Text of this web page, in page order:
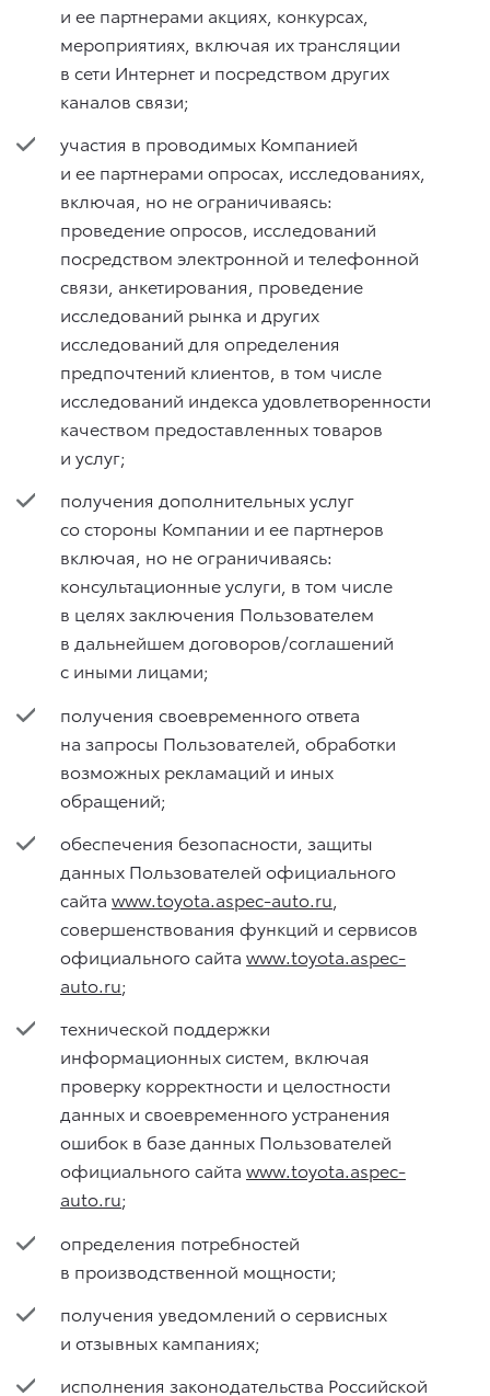
и ее партнерами акциях, конкурсах,
мероприятиях, включая их трансляции
в сети Интернет и посредством других
каналов связи;
участия в проводимых Компанией
и ее партнерами опросах, исследованиях,
включая, но не ограничиваясь:
проведение опросов, исследований
посредством электронной и телефонной
связи, анкетирования, проведение
исследований рынка и других
исследований для определения
предпочтений клиентов, в том числе
исследований индекса удовлетворенности
качеством предоставленных товаров
и услуг;
получения дополнительных услуг
со стороны Компании и ее партнеров
включая, но не ограничиваясь:
консультационные услуги, в том числе
в целях заключения Пользователем
в дальнейшем договоров/соглашений
с иными лицами;
получения своевременного ответа
на запросы Пользователей, обработки
возможных рекламаций и иных
обращений;
обеспечения безопасности, защиты
данных Пользователей официального
сайта www.toyota.aspec-auto.ru
совершенствования функций и сервисов
официального сайта www.toyota.aspec-
auto.ru;
технической поддержки
информационных систем, включая
проверку корректности и целостности
данных и своевременного устранения
ошибок в базе данных Пользователей
официального сайта www.toyota.aspec-
auto.ru;
определения потребностей
в производственной мощности;
получения уведомлений о сервисных
и отзывных кампаниях;
исполнения законодательства Российской